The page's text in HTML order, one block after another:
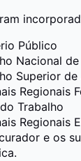
Público
Nacional
Superior
Regionais
Trabalho
Regionais
e os